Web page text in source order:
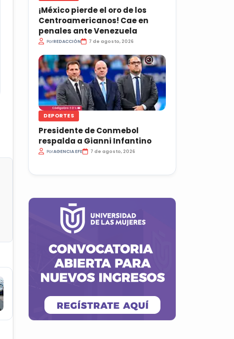
¡México pierde el oro de los
Centroamericanos! Cae en
penales ante Venezuela
PorREDACCIÓN 7 de agosto, 2026
DEPORTES
Presidente de Conmebol
respalda a Gianni Infantino
PorAGENCIA EFE 7 de agosto, 2026